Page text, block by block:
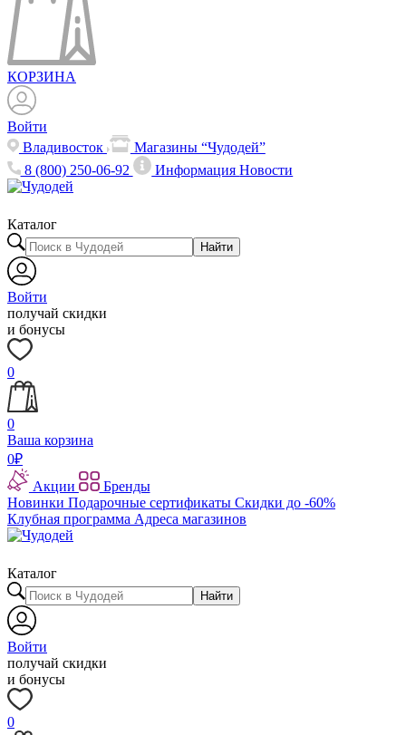
КОРЗИНА
Войти
Владивосток
Магазины “Чудодей”
8 (800) 250-06-92
ИнформацияНовости
Каталог
Найти
Войти
получай скидки
и бонусы
0
0
Ваша корзина
0₽
Акции
Бренды
Новинки Подарочные сертификаты Скидки до -60%
Клубная программа Адреса магазинов
Каталог
Найти
Войти
получай скидки
и бонусы
0